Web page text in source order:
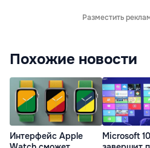
Разместить
Похожие новости
Интерфейс Apple
Microsoft